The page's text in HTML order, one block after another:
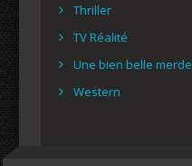
Thriller
TV Réalité
Une bien belle merde
Western